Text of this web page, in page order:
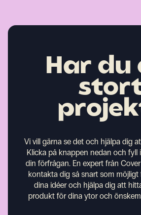
Har du
Vi vill gärna se det och hjälpa dig
Klicka på knappen nedan och fyll
din förfrågan. En expert från
kontakta dig så snart som
dina idéer och hjälpa dig att
produkt för dina ytor och